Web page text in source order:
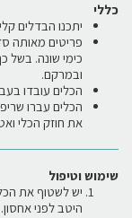
כללי
יתכנו הבדלים
פריטים מאותה
כימי שונה. בשל
ובמרקם.
הכלים עובדו
הכלים עברו
את חוזק הכלי
שימוש וטיפול
יש לשטוף את
היטב לפני אחסון.